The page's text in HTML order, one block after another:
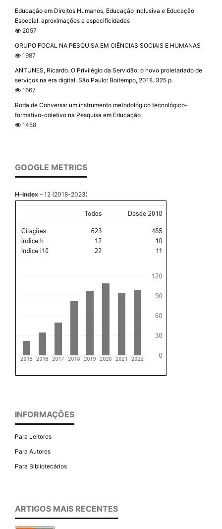
Educação em Direitos Humanos, Educação Inclusiva e Educação
Especial: aproximações e especificidades
2057
GRUPO FOCAL NA PESQUISA EM CIÊNCIAS SOCIAIS E HUMANAS
1987
ANTUNES, Ricardo. O Privilégio da Servidão: o novo proletariado de
serviços na era digital. São Paulo: Boitempo, 2018. 325 p.
1667
Roda de Conversa: um instrumento metodológico tecnológico-
formativo-coletivo na Pesquisa em Educação
1458
GOOGLE METRICS
H-index – 12 (2018-2023)
INFORMAÇÕES
Para Leitores
Para Autores
Para Bibliotecários
ARTIGOS MAIS RECENTES